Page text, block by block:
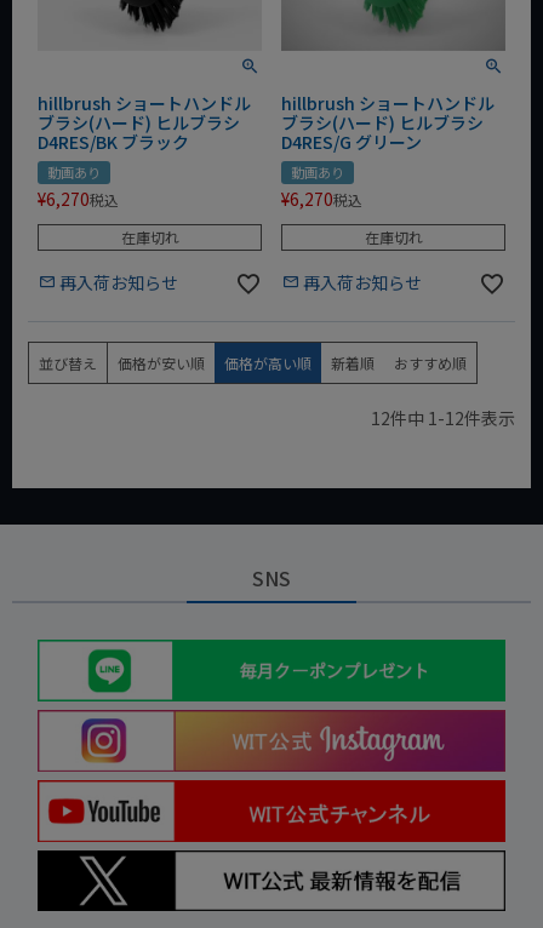
hillbrush ショートハンドル
ブラシ(ハード) ヒルブラシ
D4RES/BK ブラック
動画あり
¥6,270税込
在庫切れ
再入荷お知らせ
hillbrush ショートハンドル
ブラシ(ハード) ヒルブラシ
D4RES/G グリーン
動画あり
¥6,270税込
在庫切れ
再入荷お知らせ
並び替え 価格が安い順 価格が高い順 新着順 おすすめ順
12件中 1-12件表示
SNS